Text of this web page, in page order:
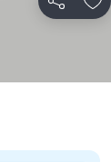
Partilhar